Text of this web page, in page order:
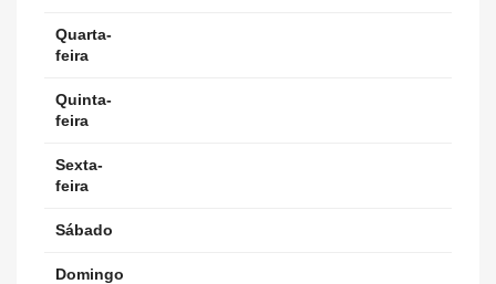
Quarta-
feira
Quinta-
feira
Sexta-
feira
Sábado
Domingo